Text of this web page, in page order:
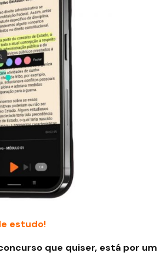
estudo!
que quiser, está por um